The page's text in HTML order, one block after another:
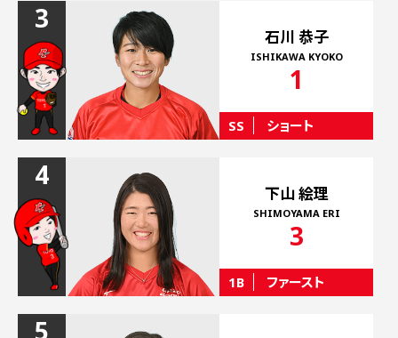
GAME
試合情報
TEAM
チーム紹介
選手/スタッフ紹介
SCHEDULE
スケジュール
COLUMN
ソフトボールとレッドテリアーズ
BLOG
3
石川 恭子
ISHIKAWA KYOKO
1
SS ショート
4
下山 絵理
SHIMOYAMA ERI
3
1B ファースト
5